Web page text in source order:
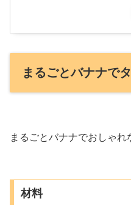
まるごとバナナで
まるごとバナナでおしゃれ
材料